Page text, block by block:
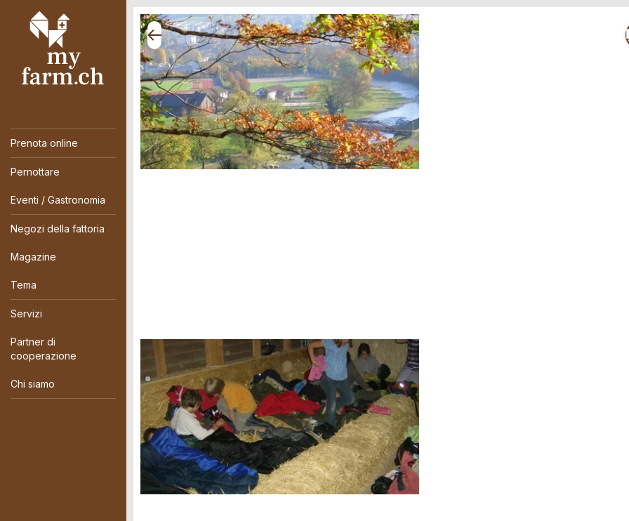
Prenota online
Pernottare
Eventi / Gastronomia
Negozi della fattoria
Magazine
Tema
Servizi
Partner di
cooperazione
Chi siamo